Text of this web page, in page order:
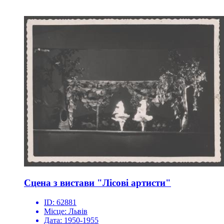
Сцена з вистави "Лісові артисти"
ID: 62881
Місце: Львів
Дата: 1950-1955